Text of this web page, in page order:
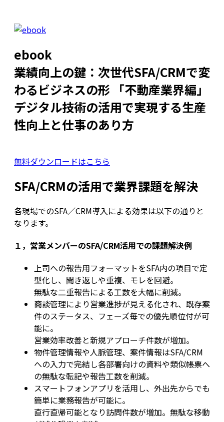
ebook
業績向上の鍵：次世代SFA/CRMで変
わるビジネスの形 「不動産業界編」
デジタル技術の活用で実現する生産
性向上と仕事のあり方
無料ダウンロードはこちら
SFA/CRMの活用で業界課題を解決
各現場でのSFA／CRM導入による効果は以下の通りと
なります。
１，営業メンバーのSFA/CRM活用での課題解決例
上司への報告用フォーマットをSFA内の項目で定
型化し、聞き返しや重複、モレを回避。
無駄な二重報告による工数を大幅に削減。
商談管理により営業進捗が見える化され、既存案
件のステータス、フェーズ毎での優先順位付が可
能に。
営業効率改善と新規アプローチ件数が増加。
物件管理情報や人脈管理、案件情報はSFA/CRM
への入力で完結し各部署向けの資料や類似帳票へ
の無駄な転記や報告工数を削減。
スマートフォンアプリを活用し、外出先からでも
簡単に業務報告が可能に。
直行直帰可能となり訪問件数が増加。無駄な移動